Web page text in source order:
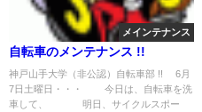
メインテナンス
自転車のメンテナンス !!
神戸山手大学（非公認）自転車部 !! 6月
7日土曜日・・・ 今日は、自転車を洗
車して、 明日、サイクルスポー